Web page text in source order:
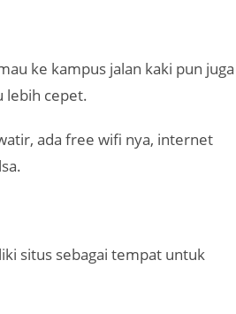
ke kampus jalan kaki pun juga
lebih cepet.
ada free wifi nya, internet
situs sebagai tempat untuk